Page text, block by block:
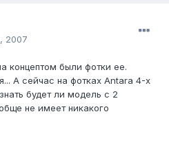
2007
концептом были фотки ее.
А сейчас на фотках Antara 4-х
будет ли модель с 2
не имеет никакого